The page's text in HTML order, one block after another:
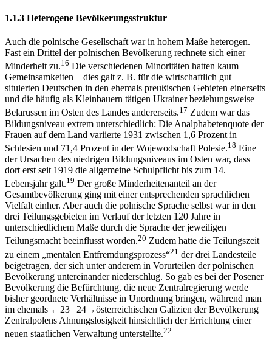
1.1.3 Heterogene Bevölkerungsstruktur
Auch die polnische Gesellschaft war in hohem Maße heterogen.
Fast ein Drittel der polnischen Bevölkerung rechnete sich einer
Minderheit zu.16 Die verschiedenen Minoritäten hatten kaum
Gemeinsamkeiten – dies galt z. B. für die wirtschaftlich gut
situierten Deutschen in den ehemals preußischen Gebieten einerseits
und die häufig als Kleinbauern tätigen Ukrainer beziehungsweise
Belarussen im Osten des Landes andererseits.17 Zudem war das
Bildungsniveau extrem unterschiedlich: Die Analphabetenquote der
Frauen auf dem Land variierte 1931 zwischen 1,6 Prozent in
Schlesien und 71,4 Prozent in der Wojewodschaft Polesie.18 Eine
der Ursachen des niedrigen Bildungsniveaus im Osten war, dass
dort erst seit 1919 die allgemeine Schulpflicht bis zum 14.
Lebensjahr galt.19 Der große Minderheitenanteil an der
Gesamtbevölkerung ging mit einer entsprechenden sprachlichen
Vielfalt einher. Aber auch die polnische Sprache selbst war in den
drei Teilungsgebieten im Verlauf der letzten 120 Jahre in
unterschiedlichem Maße durch die Sprache der jeweiligen
Teilungsmacht beeinflusst worden.20 Zudem hatte die Teilungszeit
zu einem „mentalen Entfremdungsprozess“21 der drei Landesteile
beigetragen, der sich unter anderem in Vorurteilen der polnischen
Bevölkerung untereinander niederschlug. So gab es bei der Posener
Bevölkerung die Befürchtung, die neue Zentralregierung werde
bisher geordnete Verhältnisse in Unordnung bringen, während man
im ehemals ←23 | 24→österreichischen Galizien der Bevölkerung
Zentralpolens Ahnungslosigkeit hinsichtlich der Errichtung einer
neuen staatlichen Verwaltung unterstellte.22